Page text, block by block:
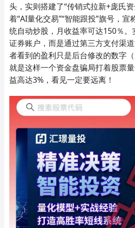
头，实则搭建了“传销式拉新+庞氏
着“AI量化交易”“智能跟投”旗号，
统自动炒股，月收益率可达150％。
证券账户，而是通过第三方支付渠
者看到的盈利只是后台修改的数字（
就是这样一个资金盘骗局打着股票
益高达3%，看见一定要远离！